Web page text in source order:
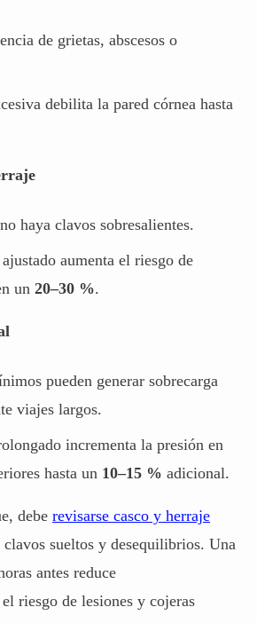
de grietas, abscesos o
debilita la pared córnea hasta
haya clavos sobresalientes.
aumenta el riesgo de
un 20–30 %.
pueden generar sobrecarga
viajes largos.
incrementa la presión en
hasta un 10–15 % adicional.
debe revisarse casco y herraje
sueltos y desequilibrios. Una
antes reduce
riesgo de lesiones y cojeras